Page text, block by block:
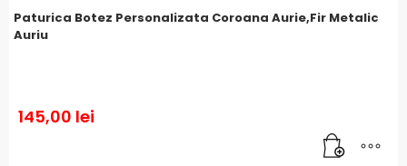
Paturica Botez Personalizata Coroana Aurie,Fir Metalic
Auriu
145,00 lei